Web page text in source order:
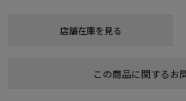
店舗在庫を見る
この商品に関するお